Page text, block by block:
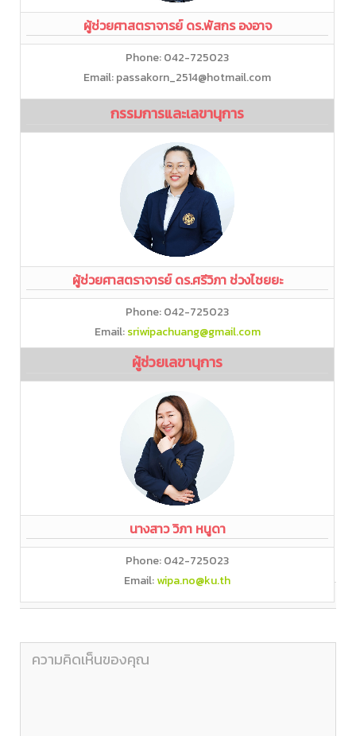
ผู้ช่วยศาสตราจารย์ ดร.พัสกร องอาจ
Phone: 042-725023
Email: passakorn_2514@hotmail.com
กรรมการและเลขานุการ
ผู้ช่วยศาสตราจารย์ ดร.ศรีวิภา ช่วงไชยยะ
Phone: 042-725023
Email:sriwipachuang@gmail.com
ผู้ช่วยเลขานุการ
นางสาว วิภา หนูดา
Phone: 042-725023
Email:wipa.no@ku.th